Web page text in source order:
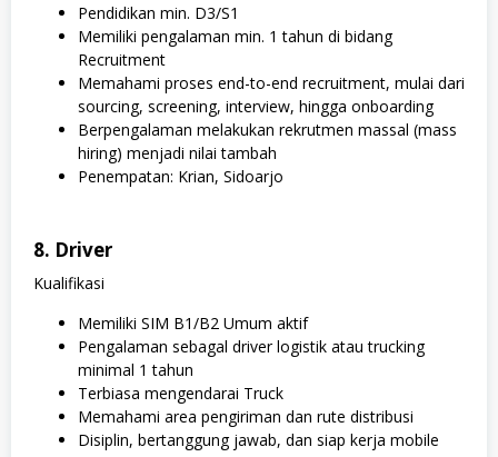
Pendidikan min. D3/S1
Memiliki pengalaman min. 1 tahun di bidang
Recruitment
Memahami proses end-to-end recruitment, mulai dari
sourcing, screening, interview, hingga onboarding
Berpengalaman melakukan rekrutmen massal (mass
hiring) menjadi nilai tambah
Penempatan: Krian, Sidoarjo
8. Driver
Kualifikasi
Memiliki SIM B1/B2 Umum aktif
Pengalaman sebagal driver logistik atau trucking
minimal 1 tahun
Terbiasa mengendarai Truck
Memahami area pengiriman dan rute distribusi
Disiplin, bertanggung jawab, dan siap kerja mobile